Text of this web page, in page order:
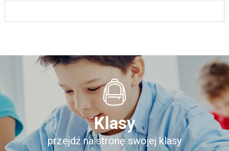
Klasy
przejdź na stronę swojej klasy